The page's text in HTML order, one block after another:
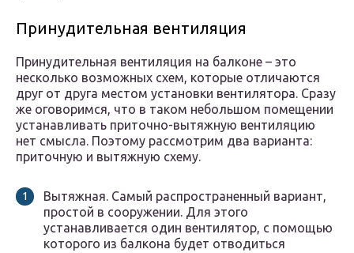
Принудительная вентиляция
Принудительная вентиляция на балконе – это
несколько возможных схем, которые отличаются
друг от друга местом установки вентилятора. Сразу
же оговоримся, что в таком небольшом помещении
устанавливать приточно-вытяжную вентиляцию
нет смысла. Поэтому рассмотрим два варианта:
приточную и вытяжную схему.
Вытяжная. Самый распространенный вариант,
простой в сооружении. Для этого
устанавливается один вентилятор, с помощью
которого из балкона будет отводиться